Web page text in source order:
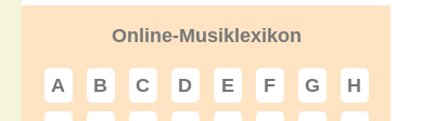
Online-Musiklexikon
A B C D E F G
H